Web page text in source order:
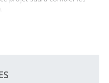
partie de la ville, le projet
l’autoroute et les transports
et hors-du-commun.